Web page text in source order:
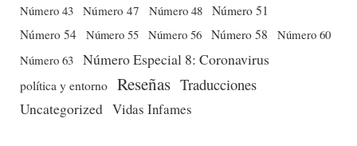
Número 43 Número 47 Número 48 Número 51
Número 54 Número 55 Número 56 Número 58
Número 60
Número 63 Número Especial 8: Coronavirus
política y entorno Reseñas Traducciones
Uncategorized Vidas Infames